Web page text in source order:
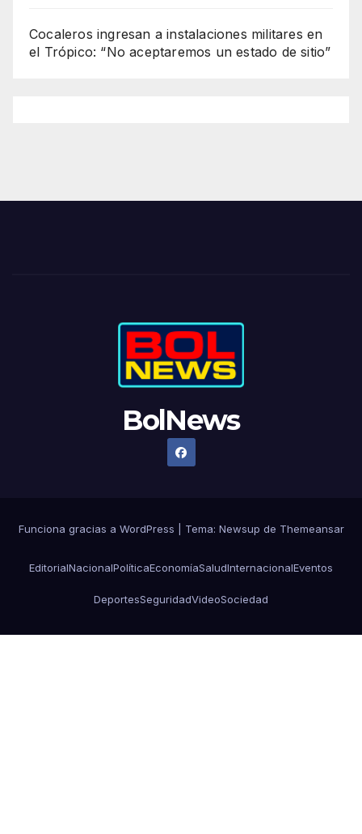
Cocaleros ingresan a instalaciones militares en
el Trópico: “No aceptaremos un estado de sitio”
BolNews
Funciona gracias a WordPress Tema: Newsup de Themeansar
EditorialNacionalPolíticaEconomíaSaludInternacionalEventos
DeportesSeguridadVideoSociedad